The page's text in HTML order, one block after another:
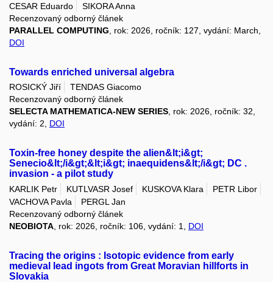
CESAR Eduardo
SIKORA Anna
Recenzovaný odborný článek
PARALLEL COMPUTING , rok: 2026, ročník: 127, vydání: March,
DOI
Towards enriched universal algebra
ROSICKÝ Jiří
TENDAS Giacomo
Recenzovaný odborný článek
SELECTA MATHEMATICA-NEW SERIES, rok: 2026, ročník: 32,
vydání: 2, DOI
Toxin-free honey despite the alien&lt;i&gt;
Senecio&lt;/i&gt;&lt;i&gt; inaequidens&lt;/i&gt; DC .
invasion - a pilot study
KARLIK Petr KUTLVASR Josef KUSKOVA Klara
PETR Libor
VACHOVA Pavla
PERGL Jan
Recenzovaný odborný článek
NEOBIOTA , rok: 2026, ročník: 106, vydání: 1, DOI
Tracing the origins : Isotopic evidence from early
medieval lead ingots from Great Moravian hillforts in
Slovakia